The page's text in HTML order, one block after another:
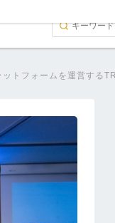
トフォームを運営する